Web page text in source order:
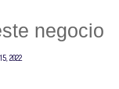
negocio
2022